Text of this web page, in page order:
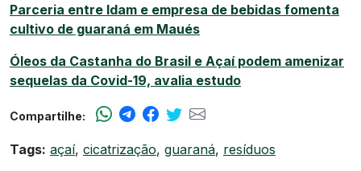
Parceria entre Idam e empresa de bebidas fomenta
cultivo de guaraná em Maués
Óleos da Castanha do Brasil e Açaí podem amenizar
sequelas da Covid-19, avalia estudo
Compartilhe:
Tags: açaí, cicatrização, guaraná, resíduos